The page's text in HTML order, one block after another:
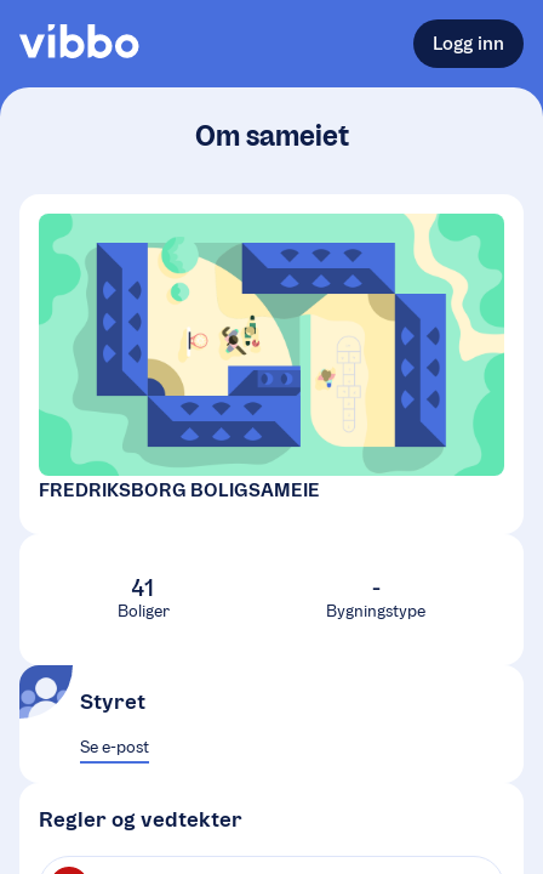
Logg inn
Om sameiet
FREDRIKSBORG BOLIGSAMEIE
41
Boliger
-
Bygningstype
Styret
Se e-post
Regler og vedtekter